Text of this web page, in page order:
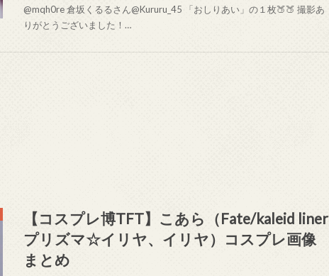
@mqh0re 倉坂くるるさん@Kururu_45 「おしりあい」の１枚🍑🍑 撮影あ
りがとうございました！…
【コスプレ博TFT】こあら（Fate/kaleid liner
プリズマ☆イリヤ、イリヤ）コスプレ画像
まとめ